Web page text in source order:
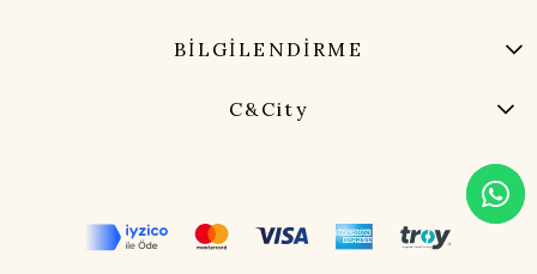
BİLGİLENDİRME
C&City